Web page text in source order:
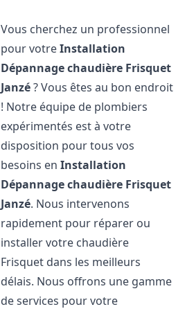
Vous cherchez un professionnel
pour votreInstallation
Dépannage chaudière Frisquet
Janzé? Vous êtes au bon endroit
! Notre équipe de plombiers
expérimentés est à votre
disposition pour tous vos
besoins enInstallation
Dépannage chaudière Frisquet
Janzé. Nous intervenons
rapidement pour réparer ou
installer votre chaudière
Frisquet dans les meilleurs
délais. Nous offrons une gamme
de services pour votre